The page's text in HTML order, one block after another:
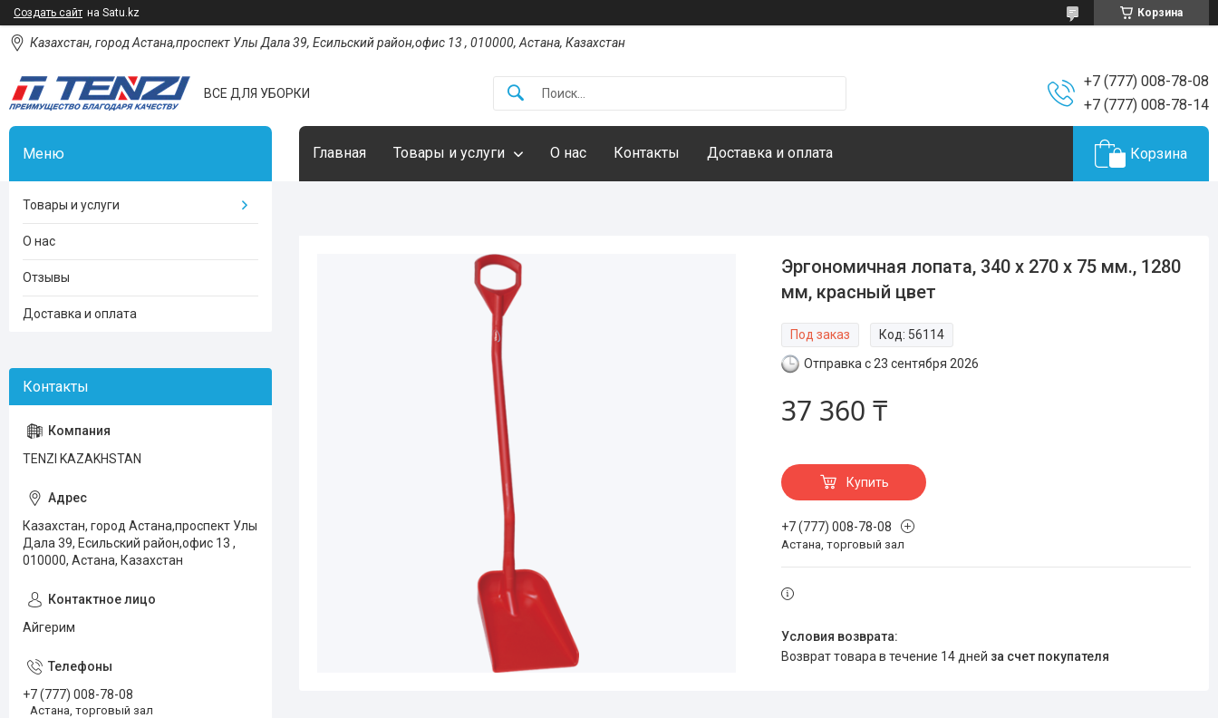
Создать сайт на Satu.kz Корзина
Казахстан, город Астана,проспект Улы Дала 39, Есильский район,офис 13 , 010000, Астана, Казахстан
ВСЕ ДЛЯ УБОРКИ
+7 (777) 008-78-08
+7 (777) 008-78-14
Главная Товары и услуги О нас Контакты Доставка и оплата Корзина
Эргономичная лопата, 340 x 270 x 75 мм., 1280
мм, красный цвет
Под заказ Код: 56114
Отправка с 23 сентября 2026
37 360 ₸
Купить
+7 (777) 008-78-08
Астана, торговый зал
возврат товара в течение 14 дней за счет покупателя
Товары и услуги
О нас
Отзывы
Доставка и оплата
TENZI KAZAKHSTAN
Казахстан, город Астана,проспект Улы
Дала 39, Есильский район,офис 13 ,
010000, Астана, Казахстан
Айгерим
+7 (777) 008-78-08
Астана, торговый зал